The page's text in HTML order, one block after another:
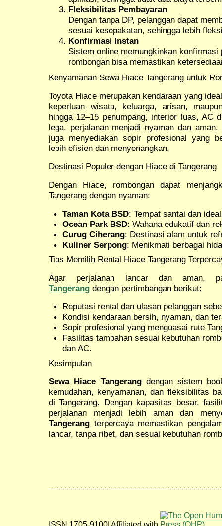
Fleksibilitas Pembayaran
Dengan tanpa DP, pelanggan dapat
sesuai kesepakatan, sehingga lebih
Konfirmasi Instan
Sistem online memungkinkan
rombongan bisa memastikan
Kenyamanan Sewa Hiace Tangerang untuk
Toyota Hiace merupakan kendaraan yang
keperluan wisata, keluarga, arisan,
hingga 12–15 penumpang, interior luas, AC
lega, perjalanan menjadi nyaman dan aman.
juga menyediakan sopir profesional yang
lebih efisien dan menyenangkan.
Destinasi Populer dengan Hiace di Tangerang
Dengan Hiace, rombongan dapat
Tangerang dengan nyaman:
Taman Kota BSD: Tempat santai dan
Ocean Park BSD: Wahana edukatif dan
Curug Ciherang: Destinasi alam untuk
Kuliner Serpong: Menikmati berbagai
Tips Memilih Rental Hiace Tangerang
Agar perjalanan lancar dan aman,
Tangerang dengan pertimbangan berikut:
Reputasi rental dan ulasan pelanggan
Kondisi kendaraan bersih, nyaman, dan
Sopir profesional yang menguasai rute
Fasilitas tambahan sesuai kebutuhan
dan AC.
Kesimpulan
Sewa Hiace Tangerangdengan sistem
kemudahan, kenyamanan, dan fleksibilitas
di Tangerang. Dengan kapasitas besar,
perjalanan menjadi lebih aman dan
Tangerang terpercaya memastikan
lancar, tanpa ribet, dan sesuai kebutuhan
ISSN 1705-9100| Affiliated with